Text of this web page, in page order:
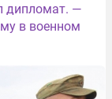
дипломат. —
в военном